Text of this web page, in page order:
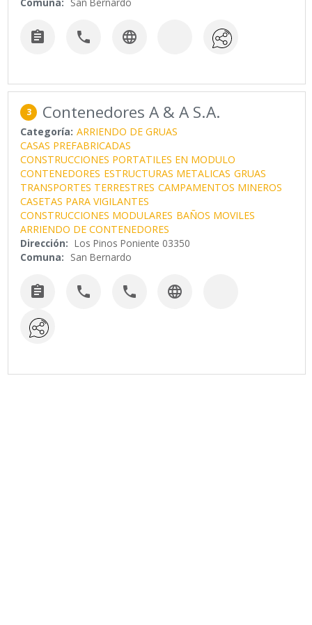
  
3 Contenedores A & A S.A.
Categoría: ARRIENDO DE GRUAS
CASAS PREFABRICADAS
CONSTRUCCIONES PORTATILES EN MODULO
CONTENEDORES ESTRUCTURAS METALICAS GRUAS
TRANSPORTES TERRESTRES CAMPAMENTOS MINEROS
CASETAS PARA VIGILANTES
CONSTRUCCIONES MODULARES BAÑOS MOVILES
ARRIENDO DE CONTENEDORES
Dirección: Los Pinos Poniente 03350
Comuna: San Bernardo
   